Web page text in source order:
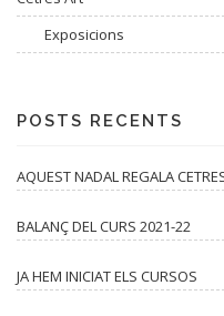
Exposicions
POSTS RECENTS
AQUEST NADAL REGALA
BALANÇ DEL CURS 2021-22
JA HEM INICIAT ELS CURSOS